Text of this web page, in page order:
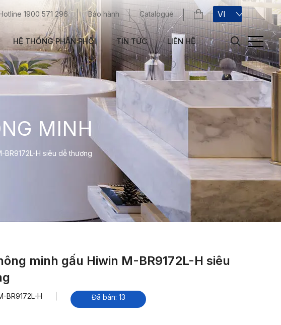
1900 571 296 Bảo hành Catalogue VI
HỆ THỐNG PHÂN PHỐI TIN TỨC LIÊN HỆ
MINH
BR9172L-H siêu dễ thương
minh gấu Hiwin M-BR9172L-H siêu
BR9172L-H Đã bán: 13